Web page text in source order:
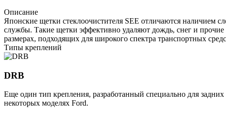
Описание
Японские щетки стеклоочистителя SEE отличаются наличием
службы. Такие щетки эффективно удаляют дождь, снег и
размерах, подходящих для широкого спектра транспортных
Типы креплений
DRB
Еще один тип крепления, разработанный специально для
некоторых моделях Ford.